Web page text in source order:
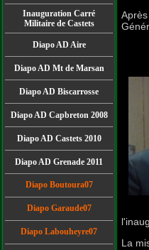
Inauguration Carré
Militaire de Castets
Diapo AD Aire
Diapo AD Mt de Marsan
Diapo AD Biscarrosse
Diapo AD Capbreton 2008
Diapo AD Castets 2010
Diapo AD Grenade 2011
Diapo Boutoura07
Diapo Garaude07
Diapo Labouheyre07
La